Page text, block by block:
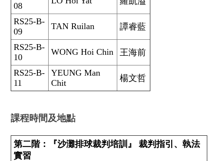
08
RS25-B-
09
TAN Ruilan 譚睿藍
RS25-B-
10
WONG Hoi Chin 王海前
RS25-B-
11
YEUNG Man
Chit
楊文哲
課程時間及地點
第二階：『沙灘排球裁判培訓』 裁判指引、執法
實習